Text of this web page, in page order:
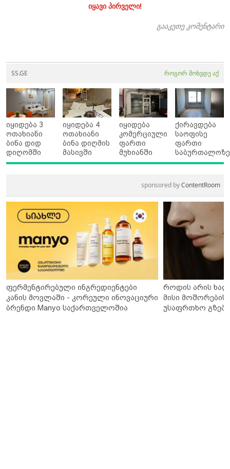
იყავი პირველი!
გააკეთე კომენტარი
SS.GE როგორ მოხვდე აქ
იყიდება 3
ოთახიანი
ბინა დიდ
დიღომში
იყიდება 4
ოთახიანი
ბინა დიღმის
მასივში
იყიდება
კომერციული
ფართი
მუხიანში
ქირავდება
საოფისე
ფართი
საბურთალოზე
sponsored byContentRoom
ფერმენტირებული ინგრედიენტები
კანის მოვლაში - კორეული ინოვაციური
ბრენდი Manyo საქართველოშია
როდის არის
მისი მოშორების
უსაფრთხო გზები